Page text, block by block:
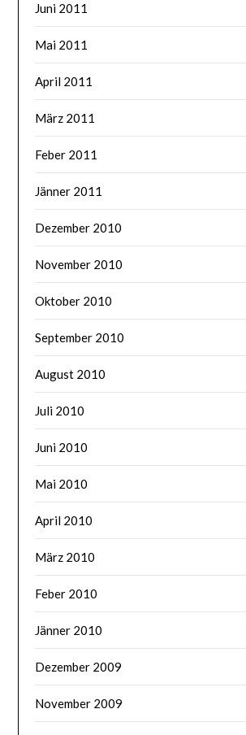
Juni 2011
Mai 2011
April 2011
März 2011
Feber 2011
Jänner 2011
Dezember 2010
November 2010
Oktober 2010
September 2010
August 2010
Juli 2010
Juni 2010
Mai 2010
April 2010
März 2010
Feber 2010
Jänner 2010
Dezember 2009
November 2009